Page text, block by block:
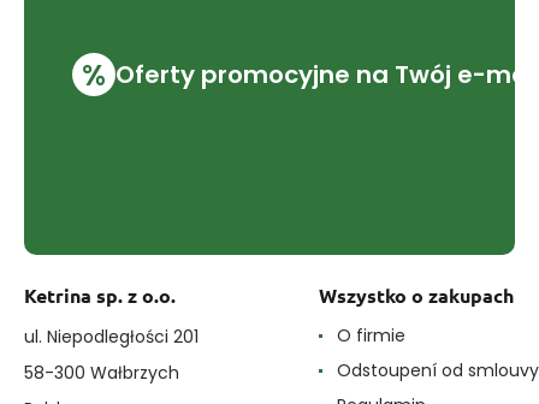
% Oferty promocyjne na Twój e-mail
Ketrina sp. z o.o.
ul. Niepodległości 201
58-300 Wałbrzych
Wszystko o zakupach
O firmie
Odstoupení od smlouvy